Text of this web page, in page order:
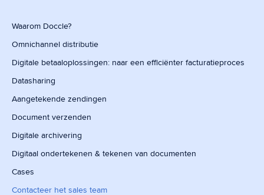
Waarom Doccle?
Omnichannel distributie
Digitale betaaloplossingen: naar een efficiënter facturatieproces
Datasharing
Aangetekende zendingen
Document verzenden
Digitale archivering
Digitaal ondertekenen & tekenen van documenten
Cases
Contacteer het sales team